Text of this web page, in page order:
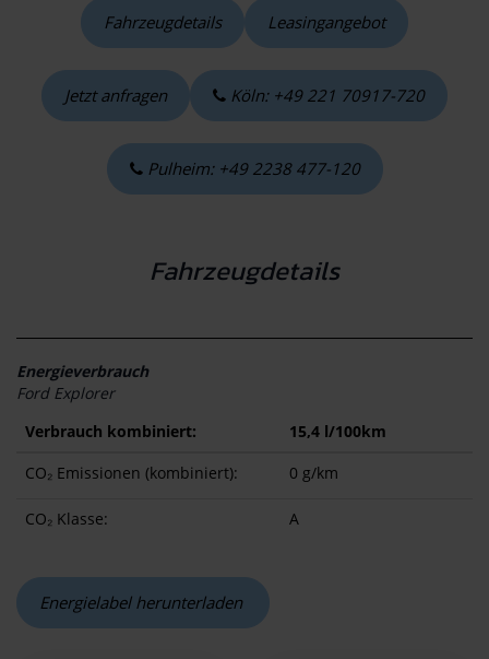
Fahrzeugdetails Leasingangebot
Jetzt anfragen Köln: +49 221 70917-720
Pulheim: +49 2238 477-120
Fahrzeugdetails
Energieverbrauch
Ford Explorer
Verbrauch kombiniert:
15,4 l/100km
CO₂ Emissionen (kombiniert):
0 g/km
CO₂ Klasse: A
Energielabel herunterladen